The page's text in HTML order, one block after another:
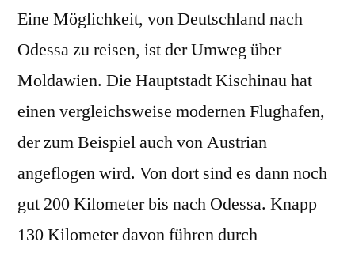
Eine Möglichkeit, von Deutschland nach
Odessa zu reisen, ist der Umweg über
Moldawien. Die Hauptstadt Kischinau hat
einen vergleichsweise modernen Flughafen,
der zum Beispiel auch von Austrian
angeflogen wird. Von dort sind es dann noch
gut 200 Kilometer bis nach Odessa. Knapp
130 Kilometer davon führen durch